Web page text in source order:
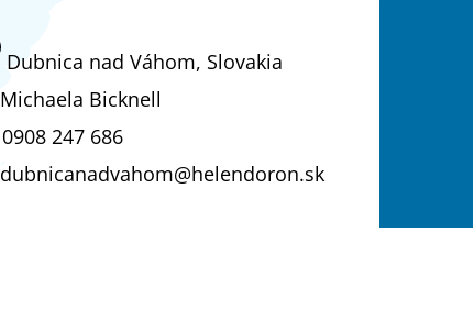
Dubnica nad Váhom, Slovakia
Michaela Bicknell
0908 247 686
dubnicanadvahom@helendoron.sk